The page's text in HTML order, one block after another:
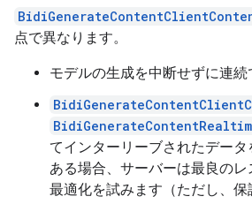
点で異なります。
モデルの生成を中断せずに連続
てインターリーブされたデー
ある場合、サーバーは最良のレ
最適化を試みます（ただし、保